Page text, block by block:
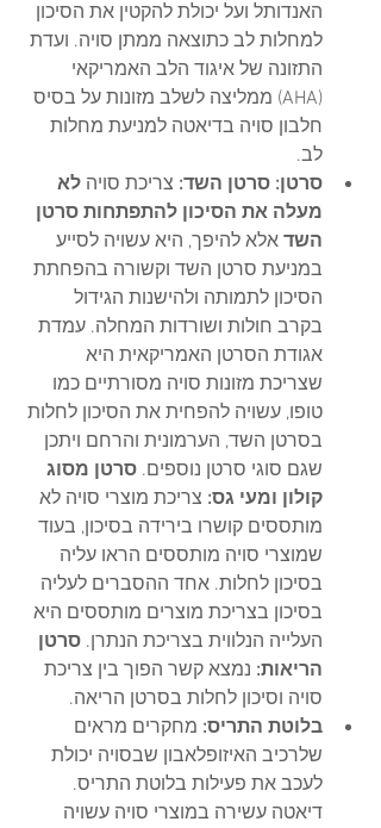
האנדותל ועל יכולת להקטין את הסיכון
למחלות לב כתוצאה ממתן סויה. ועדת
התזונה של איגוד הלב האמריקאי
(AHA) ממליצה לשלב מזונות על בסיס
חלבון סויה בדיאטה למניעת מחלות
לב.
סרטן: סרטן השד: צריכת סויה לא
מעלה את הסיכון להתפתחות סרטן
השד אלא להיפך, היא עשויה לסייע
במניעת סרטן השד וקשורה בהפחתת
הסיכון לתמותה ולהישנות הגידול
בקרב חולות ושורדות המחלה. עמדת
אגודת הסרטן האמריקאית היא
שצריכת מזונות סויה מסורתיים כמו
טופו, עשויה להפחית את הסיכון לחלות
בסרטן השד, הערמונית והרחם ויתכן
שגם סוגי סרטן נוספים. סרטן מסוג
קולון ומעי גס: צריכת מוצרי סויה לא
מותססים קושרו בירידה בסיכון, בעוד
שמוצרי סויה מותססים הראו עליה
בסיכון לחלות. אחד ההסברים לעליה
בסיכון בצריכת מוצרים מותססים היא
העלייה הנלווית בצריכת הנתרן. סרטן
הריאות: נמצא קשר הפוך בין צריכת
סויה וסיכון לחלות בסרטן הריאה.
בלוטת התריס: מחקרים מראים
שלרכיב האיזופלאבון שבסויה יכולת
לעכב את פעילות בלוטת התריס.
דיאטה עשירה במוצרי סויה עשויה